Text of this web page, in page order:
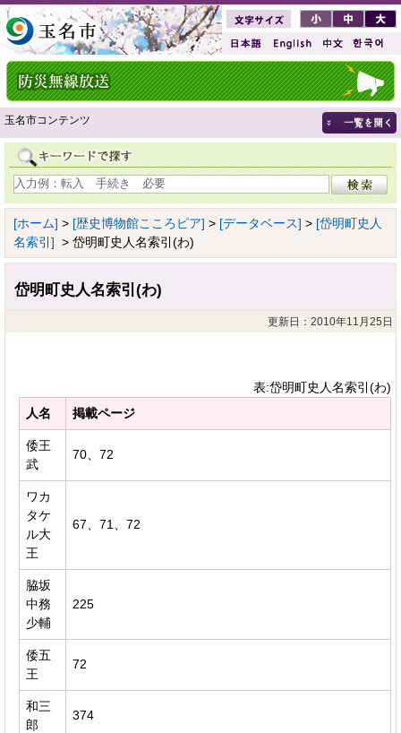
玉名市コンテンツ
[ホーム] > [歴史博物館こころピア] > [データベース] > [岱明町史人
名索引] > 岱明町史人名索引(わ)
岱明町史人名索引(わ)
更新日：2010年11月25日
表:岱明町史人名索引(わ)
人名
掲載ページ
倭王
武
70、72
ワカ
タケ
ル大
王
67、71、72
脇坂
中務
少輔
225
倭五
王
72
和三
郎
374